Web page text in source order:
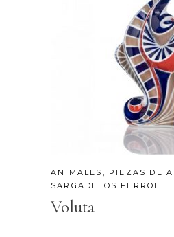
ANIMALES , PIEZAS DE
SARGADELOS FERROL
Voluta